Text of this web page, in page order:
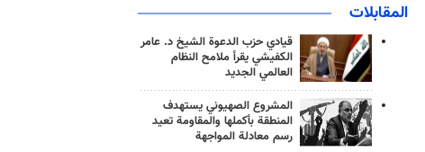
المقابلات
قيادي حزب الدعوة الشيخ د. عامر
الكفيشي يقرأ ملامح النظام
العالمي الجديد
المشروع الصهيوني يستهدف
المنطقة بأكملها والمقاومة تعيد
رسم معادلة المواجهة